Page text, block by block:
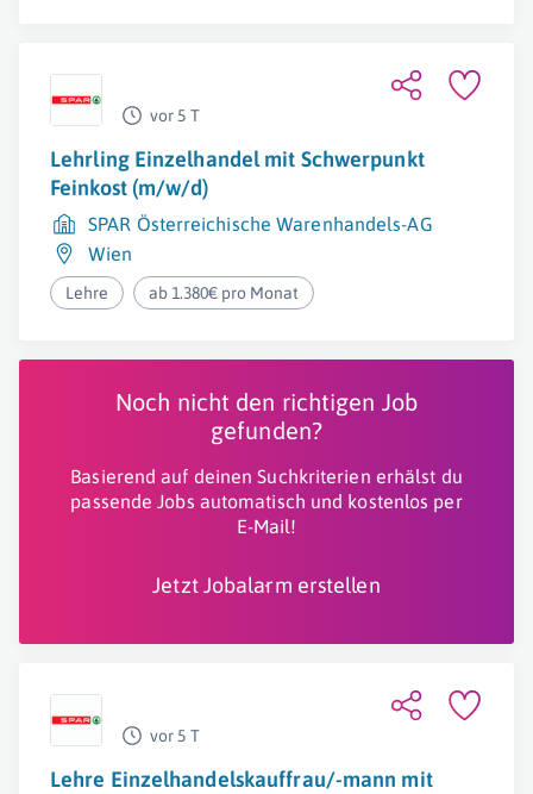
vor 5 T
Lehrling Einzelhandel mit Schwerpunkt
Feinkost (m/w/d)
SPAR Österreichische Warenhandels-AG
Wien
Lehre ab 1.380€ pro Monat
Noch nicht den richtigen Job
gefunden?
Basierend auf deinen Suchkriterien erhälst du
passende Jobs automatisch und kostenlos per
E-Mail!
Jetzt Jobalarm erstellen
vor 5 T
Lehre Einzelhandelskauffrau/-mann mit